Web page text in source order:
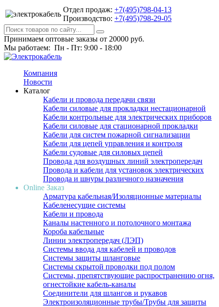
Отдел продаж: +7(495)798-04-13
Производство: +7(495)798-29-05
Принимаем оптовые заказы от 20000 руб.
Мы работаем: Пн - Пт: 9:00 - 18:00
Компания
Новости
Каталог
Кабели и провода передачи связи
Кабели силовые для прокладки нестационарной
Кабели контрольные для электрических приборов
Кабели силовые для стационарной прокладки
Кабели для систем пожарной сигнализации
Кабели для цепей управления и контроля
Кабели судовые для силовых цепей
Провода для воздушных линий электропередач
Провода и кабели для установок электрических
Провода и шнуры различного назначения
Online Заказ
Арматура кабельная/Изоляционные материалы
Кабеленесущие системы
Кабели и провода
Каналы настенного и потолочного монтажа
Короба кабельные
Линии электропередач (ЛЭП)
Системы ввода для кабелей и проводов
Системы защиты шланговые
Системы скрытой проводки под полом
Системы, препятствующие распространению огня,
огнестойкие кабель-каналы
Соединители для шлангов и рукавов
Электроизоляционные трубы/Трубы для защиты